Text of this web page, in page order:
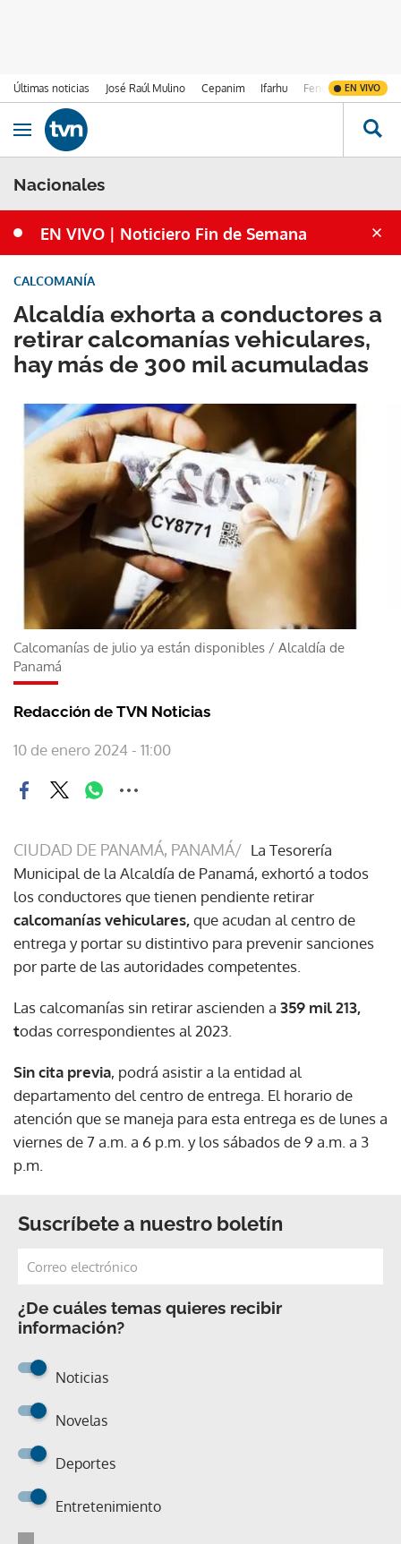
Últimas noticias José Raúl Mulino Cepanim Ifarhu Fenómeno de El
EN VIVO
Ir al contenido
Obrir navegació
Nacionales
EN VIVO | Noticiero Fin de Semana
Alcaldía exhorta a conductores a
retirar calcomanías vehiculares,
hay más de 300 mil acumuladas
CALCOMANÍA
Calcomanías de julio ya están disponibles / Alcaldía de
Panamá
Redacción de TVN Noticias
10 de enero 2024 - 11:00
CIUDAD DE PANAMÁ, PANAMÁ/ La Tesorería
Municipal de la Alcaldía de Panamá, exhortó a todos
los conductores que tienen pendiente retirar
calcomanías vehiculares,que acudan al centro de
entrega y portar su distintivo para prevenir sanciones
por parte de las autoridades competentes.
Las calcomanías sin retirar ascienden a 359 mil 213,
todas correspondientes al 2023.
Sin cita previa, podrá asistir a la entidad al
departamento del centro de entrega. El horario de
atención que se maneja para esta entrega es de lunes a
viernes de 7 a.m. a 6 p.m. y los sábados de 9 a.m. a 3
p.m.
Suscríbete a nuestro boletín
¿De cuáles temas quieres recibir
información?
Noticias
Novelas
Deportes
Entretenimiento